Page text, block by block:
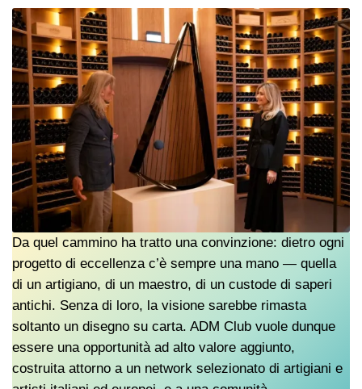
Da quel cammino ha tratto una convinzione: dietro ogni
progetto di eccellenza c’è sempre una mano — quella
di un artigiano, di un maestro, di un custode di saperi
antichi. Senza di loro, la visione sarebbe rimasta
soltanto un disegno su carta. ADM Club vuole dunque
essere una opportunità ad alto valore aggiunto,
costruita attorno a un network selezionato di artigiani e